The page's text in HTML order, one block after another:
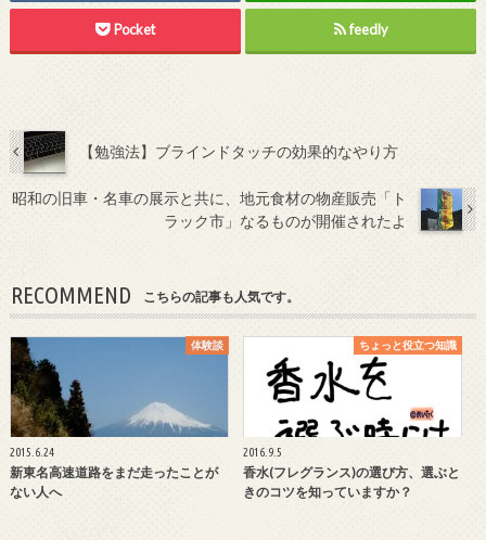
Pocket feedly
【勉強法】ブラインドタッチの効果的なやり方
昭和の旧車・名車の展示と共に、地元食材の物産販売「ト
ラック市」なるものが開催されたよ
RECOMMEND こちらの記事も人気です。
体験談
2015.6.24
新東名高速道路をまだ走ったことが
ない人へ
ちょっと役立つ知識
2016.9.5
香水(フレグランス)の選び方、選ぶと
きのコツを知っていますか？